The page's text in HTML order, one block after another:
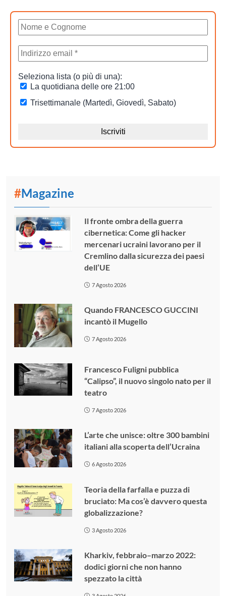
#Magazine
Il fronte ombra della guerra
cibernetica: Come gli hacker
mercenari ucraini lavorano per il
Cremlino dalla sicurezza dei paesi
dell’UE
7 Agosto 2026
Quando FRANCESCO GUCCINI
incantò il Mugello
7 Agosto 2026
Francesco Fuligni pubblica
“Calipso”, il nuovo singolo nato per il
teatro
7 Agosto 2026
L’arte che unisce: oltre 300 bambini
italiani alla scoperta dell’Ucraina
6 Agosto 2026
Teoria della farfalla e puzza di
bruciato: Ma cos’è davvero questa
globalizzazione?
3 Agosto 2026
Kharkiv, febbraio–marzo 2022:
dodici giorni che non hanno
spezzato la città